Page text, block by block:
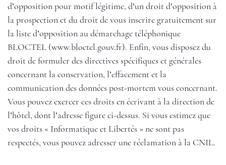
d’opposition pour motif légitime, d’un droit d’opposition à
la prospection et du droit de vous inscrire gratuitement sur
la liste d’opposition au démarchage téléphonique
BLOCTEL (www.bloctel.gouv.fr). Enfin, vous disposez du
droit de formuler des directives spécifiques et générales
concernant la conservation, l’effacement et la
communication des données post-mortem vous concernant.
Vous pouvez exercer ces droits en écrivant à la direction de
l’hôtel, dont l’adresse figure ci-dessus. Si vous estimez que
vos droits « Informatique et Libertés » ne sont pas
respectés, vous pouvez adresser une réclamation à la CNIL.